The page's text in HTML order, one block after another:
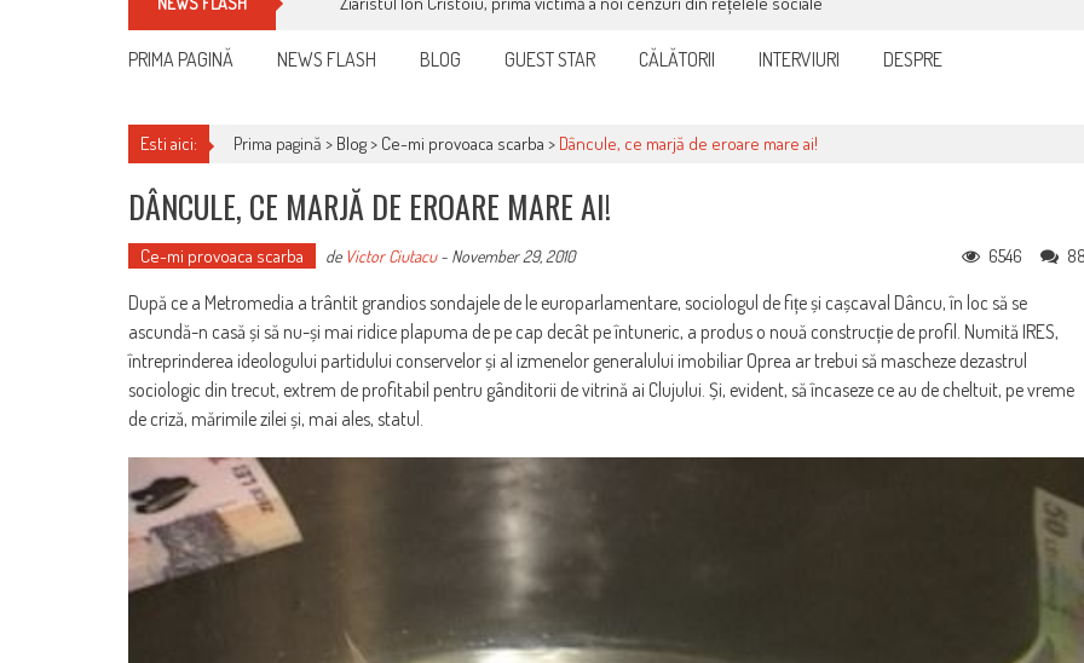
PRIMA PAGINĂ NEWS FLASH BLOG GUEST STAR CĂLĂTORII INTERVIURI DESPRE
Esti aici: Prima pagină > Blog> Ce-mi provoaca scarba > Dâncule, ce marjă de eroare mare ai!
DÂNCULE, CE MARJĂ DE EROARE MARE AI!
Ce-mi provoaca scarba de Victor Ciutacu- November 29, 2010 6546
După ce a Metromedia a trântit grandios sondajele de le europarlamentare, sociologul de fițe și cașcaval Dâncu, în loc să se
ascundă-n casă și să nu-și mai ridice plapuma de pe cap decât pe întuneric, a produs o nouă construcție de profil. Numită IRES,
întreprinderea ideologului partidului conservelor și al izmenelor generalului imobiliar Oprea ar trebui să mascheze dezastrul
sociologic din trecut, extrem de profitabil pentru gânditorii de vitrină ai Clujului. Și, evident, să încaseze ce au de cheltuit, pe vreme
de criză, mărimile zilei și, mai ales, statul.